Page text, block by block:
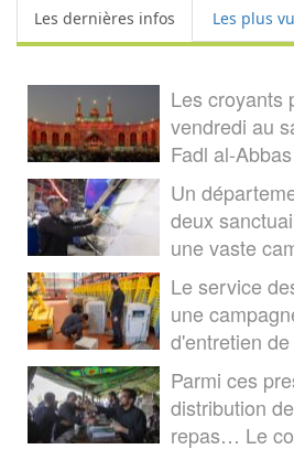
Les dernières infos Les plus
Les croyants
vendredi au
Fadl al-
Un
deux
une vaste
Le service
une
d'entretien
Parmi ces
distribution
repas… Le